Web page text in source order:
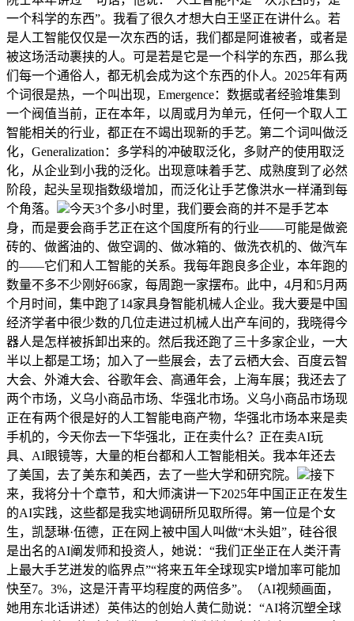
一个科学的东西”。我看了很久才想大白王坚正在讲什么。若
是人工智能仅仅是一次东西的话，我们都是阿谁被者，或者是
被这场活动裹挟的人。可是若是它是一个科学的东西，那么我
们每一个通俗人，都无机会成为这个东西的仆人。2025年有两
个词很是热，一个叫出现，Emergence：数据或者经验堆集到
一个阀值当前，正在本年，以周或月为单元，任何一个取人工
智能相关的行业，都正在不竭出现新的手艺。第二个词叫做泛
化，Generalization：多学科的冲破取泛化，多财产的使用取泛
化，从企业到小我的泛化。出现意味着手艺、成熟度到了必然
阶段，起头呈现指数级增加，而泛化让手艺像洪水一样涌到每
个角落。
今天3个多小时里，我们要会商的并不是手艺本
身，而是要会商手艺正在这个国度所有的行业——可能是做瓷
砖的、做酱油的、做空调的、做冰箱的、做洗衣机的、做汽车
的——它们和人工智能的关系。我每年跑良多企业，本年跑的
数量不多不少刚好66家，每周跑一家摆布。此中，4月和5月两
个月时间，集中跑了14家具身智能机械人企业。我大要是中国
经济学者中很少数的几位走进过机械人出产车间的，我晓得今
器人是怎样被拆卸出来的。然后我还跑了三十多家企业，一大
半以上都是工场；加入了一些展会，去了云栖大会、百度云智
大会、外滩大会、谷歌年会、高通年会，上海车展；我还去了
两个市场，义乌小商品市场、华强北市场。义乌小商品市场现
正在有两个很是好的人工智能电商产物，华强北市场本来是卖
手机的，今天你去一下华强北，正在卖什么？正在卖AI玩
具、AI眼镜等，大量的柜台都和人工智能相关。我本年还去
了美国，去了美东和美西，去了一些大学和研究院。
接下
来，我将分十个章节，和大师演讲一下2025年中国正正在发生
的AI实践，这些都是我实地调研所见取所得。第一位是个女
生，凯瑟琳·伍德，正在网上被中国人叫做“木头姐”，硅谷很
是出名的AI阐发师和投资人，她说：“我们正坐正在人类汗青
上最大手艺迸发的临界点”“将来五年全球现实P增加率可能加
快至7。3%，这是汗青平均程度的两倍多”。（AI视频画面，
她用东北话讲述）英伟达的创始人黄仁勋说：“AI将沉塑全球